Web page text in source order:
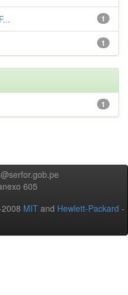
1
1
1
605
MIT and Hewlett-Packard -